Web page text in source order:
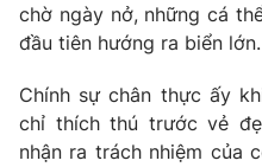
chờ ngày nở, những cá
đầu tiên hướng ra biển lớn.
Chính sự chân thực ấy
chỉ thích thú trước vẻ
nhận ra trách nhiệm của